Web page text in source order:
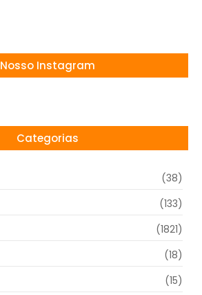
Nosso Instagram
Categorias
(38)
(133)
(1821)
(18)
(15)